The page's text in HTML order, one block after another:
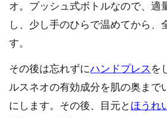
オ。プッシュ式ボトルなので、適
し、少し手のひらで温めてから、
す。
その後は忘れずにハンドプレス を
ルスネオの有効成分を肌の奥まで
にします。その後、目元と ほうれ